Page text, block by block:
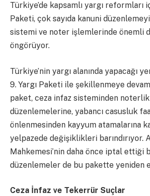
Türkiye’de kapsamlı yargı reformları
Paketi, çok sayıda kanuni
sistemi ve noter işlemlerinde önemli
öngörüyor.
Türkiye’nin yargı alanında yapacağı
9. Yargı Paketi ile şekillenmeye
paket, ceza infaz sisteminden noterlik
düzenlemelerine, yabancı casusluk
önlenmesinden kayyum atamalarına
yelpazede değişiklikleri barındırıyor.
Mahkemesi’nin daha önce iptal ettiği
düzenlemeler de bu pakette yeniden
Ceza İnfaz ve Tekerrür Suçlar